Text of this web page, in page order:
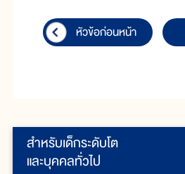
สำหรับเด็กระดับโต
และบุคคลทั่วไป
หัวข้อก่อนหน้า